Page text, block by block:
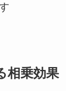
相乗効果